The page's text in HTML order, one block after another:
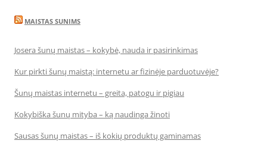
MAISTAS SUNIMS
Josera šunų maistas – kokybė, nauda ir pasirinkimas
Kur pirkti šunų maistą: internetu ar fizinėje parduotuvėje?
Šunų maistas internetu – greita, patogu ir pigiau
Kokybiška šunų mityba – ką naudinga žinoti
Sausas šunų maistas – iš kokių produktų gaminamas